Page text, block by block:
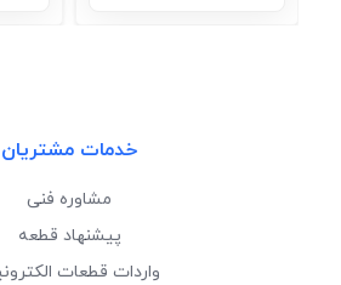
خدمات مشتریان
مشاوره فنی
پیشنهاد قطعه
واردات قطعات